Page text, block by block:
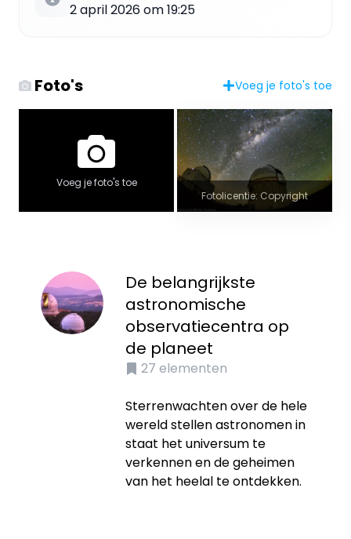
2 april 2026 om 19:25
Foto's Voeg je foto's toe
Voeg je foto's toe
Fotolicentie: Copyright
De belangrijkste
astronomische
observatiecentra op
de planeet
27 elementen
Sterrenwachten over de hele
wereld stellen astronomen in
staat het universum te
verkennen en de geheimen
van het heelal te ontdekken.